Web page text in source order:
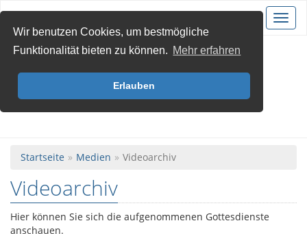
Wir benutzen Cookies, um bestmögliche
Funktionalität bieten zu können. Mehr erfahren
Erlauben
Startseite Medien Videoarchiv
Videoarchiv
Hier können Sie sich die aufgenommenen Gottesdienste
anschauen.